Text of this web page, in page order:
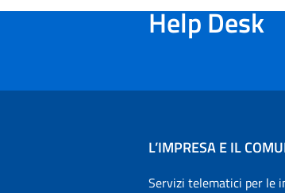
Help Desk
L’IMPRESA E IL
Servizi telematici per le